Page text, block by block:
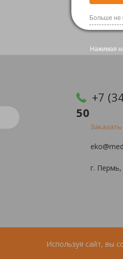
Больше не
Нажимая
Используя сайт, вы
+7
50
Заказать
г.